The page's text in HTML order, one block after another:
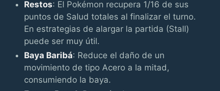
Restos: El Pokémon recupera 1/16 de sus
puntos de Salud totales al finalizar el turno.
En estrategias de alargar la partida (Stall)
puede ser muy útil.
Baya Baribá: Reduce el daño de un
movimiento de tipo Acero a la mitad,
consumiendo la baya.